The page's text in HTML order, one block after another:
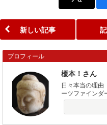
新しい記事
プロフィール
榎本！さん
日々本当の理由
ーツファインダ